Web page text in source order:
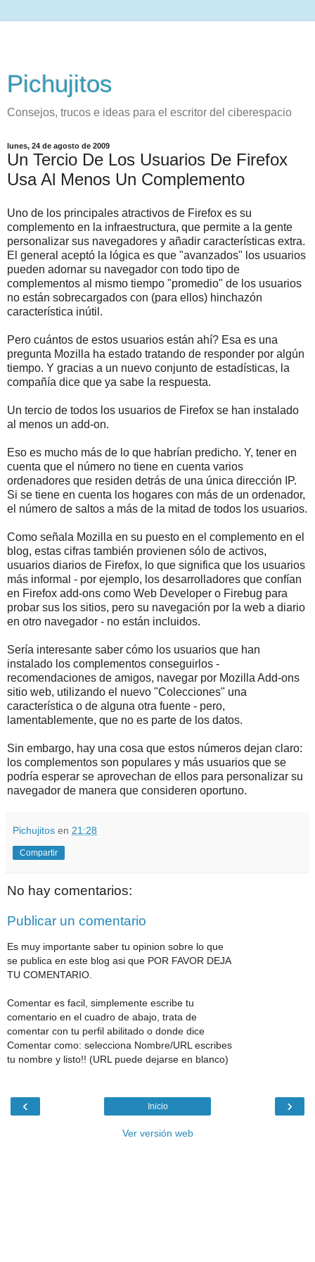
Pichujitos
Consejos, trucos e ideas para el escritor del ciberespacio
lunes, 24 de agosto de 2009
Un Tercio De Los Usuarios De Firefox
Usa Al Menos Un Complemento
Uno de los principales atractivos de Firefox es su
complemento en la infraestructura, que permite a la gente
personalizar sus navegadores y añadir características extra.
El general aceptó la lógica es que "avanzados" los usuarios
pueden adornar su navegador con todo tipo de
complementos al mismo tiempo "promedio" de los usuarios
no están sobrecargados con (para ellos) hinchazón
característica inútil.
Pero cuántos de estos usuarios están ahí? Esa es una
pregunta Mozilla ha estado tratando de responder por algún
tiempo. Y gracias a un nuevo conjunto de estadísticas, la
compañía dice que ya sabe la respuesta.
Un tercio de todos los usuarios de Firefox se han instalado
al menos un add-on.
Eso es mucho más de lo que habrían predicho. Y, tener en
cuenta que el número no tiene en cuenta varios
ordenadores que residen detrás de una única dirección IP.
Si se tiene en cuenta los hogares con más de un ordenador,
el número de saltos a más de la mitad de todos los usuarios.
Como señala Mozilla en su puesto en el complemento en el
blog, estas cifras también provienen sólo de activos,
usuarios diarios de Firefox, lo que significa que los usuarios
más informal - por ejemplo, los desarrolladores que confían
en Firefox add-ons como Web Developer o Firebug para
probar sus los sitios, pero su navegación por la web a diario
en otro navegador - no están incluidos.
Sería interesante saber cómo los usuarios que han
instalado los complementos conseguirlos -
recomendaciones de amigos, navegar por Mozilla Add-ons
sitio web, utilizando el nuevo "Colecciones" una
característica o de alguna otra fuente - pero,
lamentablemente, que no es parte de los datos.
Sin embargo, hay una cosa que estos números dejan claro:
los complementos son populares y más usuarios que se
podría esperar se aprovechan de ellos para personalizar su
navegador de manera que consideren oportuno.
Pichujitos en 21:28
Compartir
No hay comentarios:
Publicar un comentario
Es muy importante saber tu opinion sobre lo que
se publica en este blog asi que POR FAVOR DEJA
TU COMENTARIO.
Comentar es facil, simplemente escribe tu
comentario en el cuadro de abajo, trata de
comentar con tu perfil abilitado o donde dice
Comentar como: selecciona Nombre/URL escribes
tu nombre y listo!! (URL puede dejarse en blanco)
‹ ›
Inicio
Ver versión web